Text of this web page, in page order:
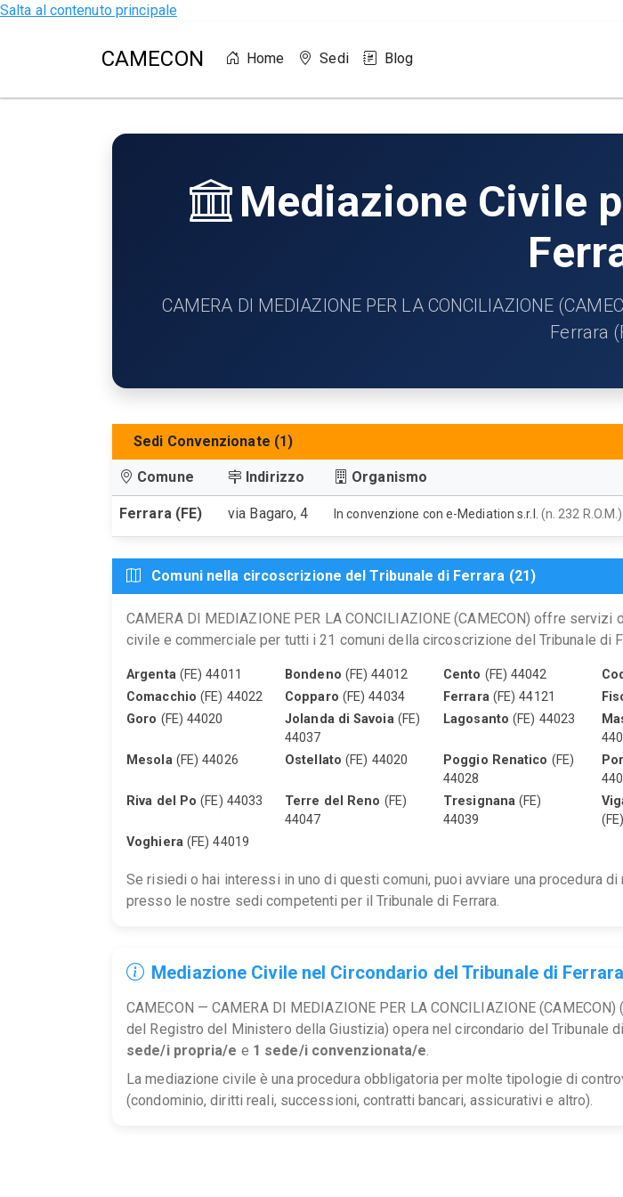
Salta al contenuto principale
CAMECON Home Sedi Blog
Mediazione Civile
CAMERA DI MEDIAZIONE PER LA CONCILIAZIONE
Ferrara
Sedi Convenzionate (1)
Comune Indirizzo Organismo
Ferrara (FE) via Bagaro, 4 In convenzione con e-Mediation s.r.l. (n. 232 R.O.M.)
Comuni nella circoscrizione del Tribunale di Ferrara (21)
CAMERA DI MEDIAZIONE PER LA CONCILIAZIONE (CAMECON) offre servizi
civile e commerciale per tutti i 21 comuni della circoscrizione del Tribunale di
Argenta(FE) 44011 Bondeno (FE) 44012 Cento (FE) 44042
Comacchio (FE) 44022 Copparo (FE) 44034 Ferrara(FE) 44121
Goro (FE) 44020 Jolanda di Savoia(FE)
44037
Lagosanto (FE) 44023
Mesola(FE) 44026 Ostellato (FE) 44020 Poggio Renatico (FE)
44028
Riva del Po (FE) 44033 Terre del Reno (FE)
44047
Tresignana (FE)
44039
Voghiera(FE) 44019
Se risiedi o hai interessi in uno di questi comuni, puoi avviare una procedura di
presso le nostre sedi competenti per il Tribunale di Ferrara.
Mediazione Civile nel Circondario del Tribunale di Ferrara
CAMECON — CAMERA DI MEDIAZIONE PER LA CONCILIAZIONE (CAMECON)
del Registro del Ministero della Giustizia) opera nel circondario del Tribunale
sede/i propria/e e 1 sede/i convenzionata/e
La mediazione civile è una procedura obbligatoria per molte tipologie di
(condominio, diritti reali, successioni, contratti bancari, assicurativi e altro).